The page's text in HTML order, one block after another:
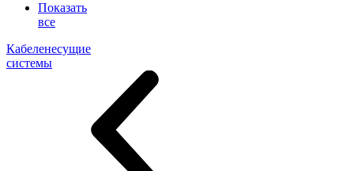
Показать
все
Кабеленесущие
системы